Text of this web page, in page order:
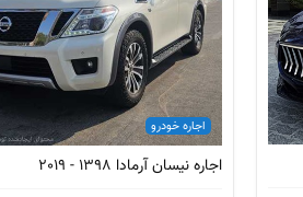
اجاره خودرو
اجاره نیسان آرمادا 1398 - 2019